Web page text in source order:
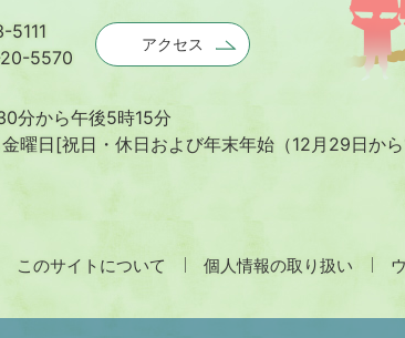
5111
5570
アクセス
分から午後5時15分
曜日[祝日・休日および年末年始 （12月29日か
このサイトについて 個人情報の取り扱い